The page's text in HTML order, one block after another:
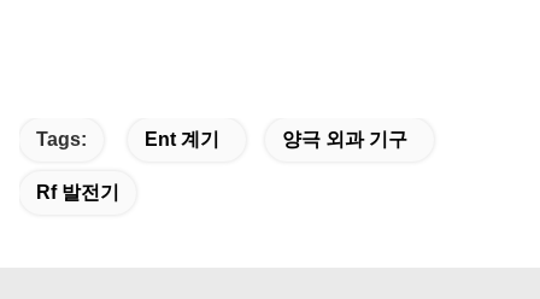
Tags: Ent 계기 양극 외과 기구
Rf 발전기